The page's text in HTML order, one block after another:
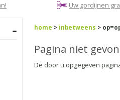
Uw gordijnen
home > inbetweens >
Pagina niet
De door u opgegeven